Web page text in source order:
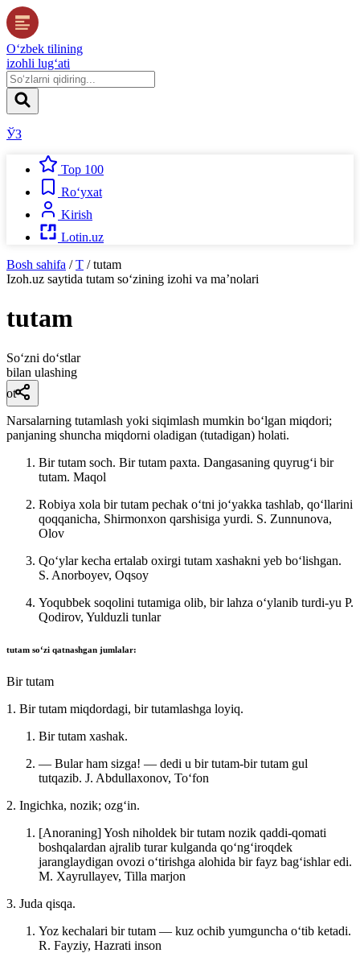
O‘zbek tilining
izohli lug‘ati
ЎЗ
Top 100
Ro‘yxat
Kirish
Lotin.uz
Bosh sahifa / T / tutam
Izoh.uz saytida tutam so‘zining izohi va ma’nolari
tutam
So‘zni do‘stlar
bilan ulashing
ot
Narsalarning tutamlash yoki siqimlash mumkin boʻlgan miqdori;
panjaning shuncha miqdorni oladigan (tutadigan) holati.
Bir tutam soch. Bir tutam paxta. Dangasaning quyrugʻi bir
tutam. Maqol
Robiya xola bir tutam pechak oʻtni joʻyakka tashlab, qoʻllarini
qoqqanicha, Shirmonxon qarshisiga yurdi. S. Zunnunova,
Olov
Qoʻylar kecha ertalab oxirgi tutam xashakni yeb boʻlishgan.
S. Anorboyev, Oqsoy
Yoqubbek soqolini tutamiga olib, bir lahza oʻylanib turdi-yu P.
Qodirov, Yulduzli tunlar
tutam soʻzi qatnashgan jumlalar:
Bir tutam
1. Bir tutam miqdordagi, bir tutamlashga loyiq.
Bir tutam xashak.
— Bular ham sizga! — dedi u bir tutam-bir tutam gul
tutqazib. J. Abdullaxonov, Toʻfon
2. Ingichka, nozik; ozgʻin.
[Anoraning] Yosh niholdek bir tutam nozik qaddi-qomati
boshqalardan ajralib turar kulganda qoʻngʻiroqdek
jaranglaydigan ovozi oʻtirishga alohida bir fayz bagʻishlar edi.
M. Xayrullayev, Tilla marjon
3. Juda qisqa.
Yoz kechalari bir tutam — kuz ochib yumguncha oʻtib ketadi.
R. Fayziy, Hazrati inson